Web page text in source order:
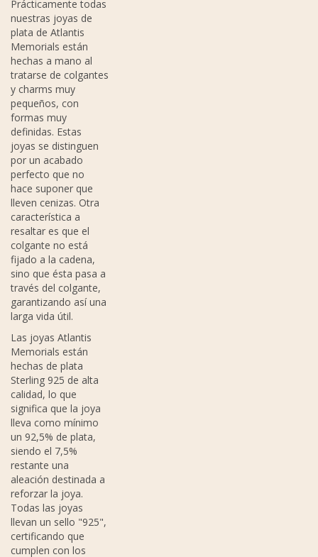
Prácticamente todas
nuestras joyas de
plata de Atlantis
Memorials están
hechas a mano al
tratarse de colgantes
y charms muy
pequeños, con
formas muy
definidas. Estas
joyas se distinguen
por un acabado
perfecto que no
hace suponer que
lleven cenizas. Otra
característica a
resaltar es que el
colgante no está
fijado a la cadena,
sino que ésta pasa a
través del colgante,
garantizando así una
larga vida útil.
Las joyas Atlantis
Memorials están
hechas de plata
Sterling 925 de alta
calidad, lo que
significa que la joya
lleva como mínimo
un 92,5% de plata,
siendo el 7,5%
restante una
aleación destinada a
reforzar la joya.
Todas las joyas
llevan un sello "925",
certificando que
cumplen con los